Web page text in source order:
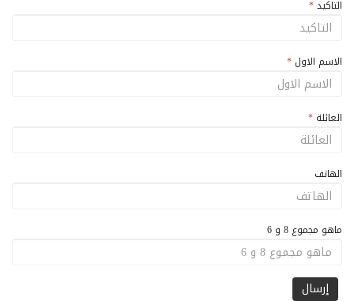
التاكيد*
الاسم الاول *
العائلة *
الهاتف
ماهو مجموع 8 و 6